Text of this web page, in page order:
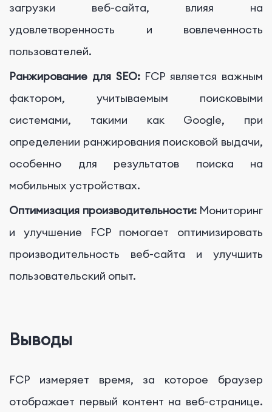
загрузки веб-сайта, влияя на
удовлетворенность и вовлеченность
пользователей.
Ранжирование для SEO:FCP является важным
фактором, учитываемым поисковыми
системами, такими как Google, при
определении ранжирования поисковой выдачи,
особенно для результатов поиска на
мобильных устройствах.
Оптимизация производительности:Мониторинг
и улучшение FCP помогает оптимизировать
производительность веб-сайта и улучшить
пользовательский опыт.
Выводы
FCP измеряет время, за которое браузер
отображает первый контент на веб-странице.